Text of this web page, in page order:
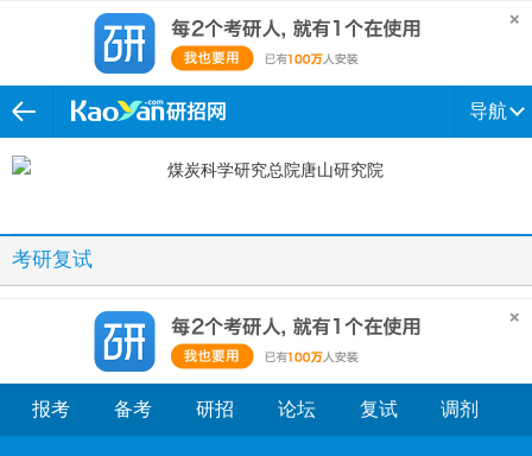
导航
考研复试
报考 备考 研招 论坛 复试 调剂